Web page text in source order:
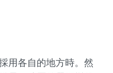
用各自的地方時。然